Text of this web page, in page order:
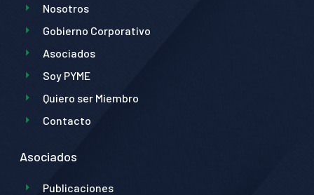
Nosotros
Gobierno Corporativo
Asociados
Soy PYME
Quiero ser Miembro
Contacto
Asociados
Publicaciones